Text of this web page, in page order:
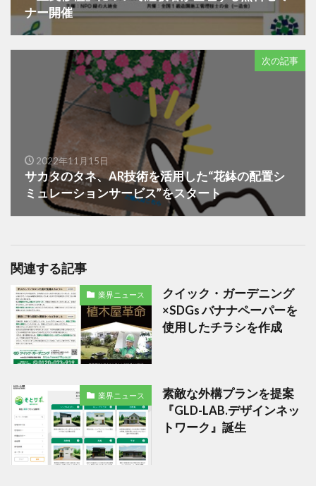
ナー開催
次の記事
2022年11月15日
サカタのタネ、AR技術を活用した“花鉢の配置シ
ミュレーションサービス”をスタート
関連する記事
業界ニュース
クイック・ガーデニング
×SDGs バナナペーパーを
使用したチラシを作成
業界ニュース
素敵な外構プランを提案
『GLD-LAB.デザインネッ
トワーク』誕生